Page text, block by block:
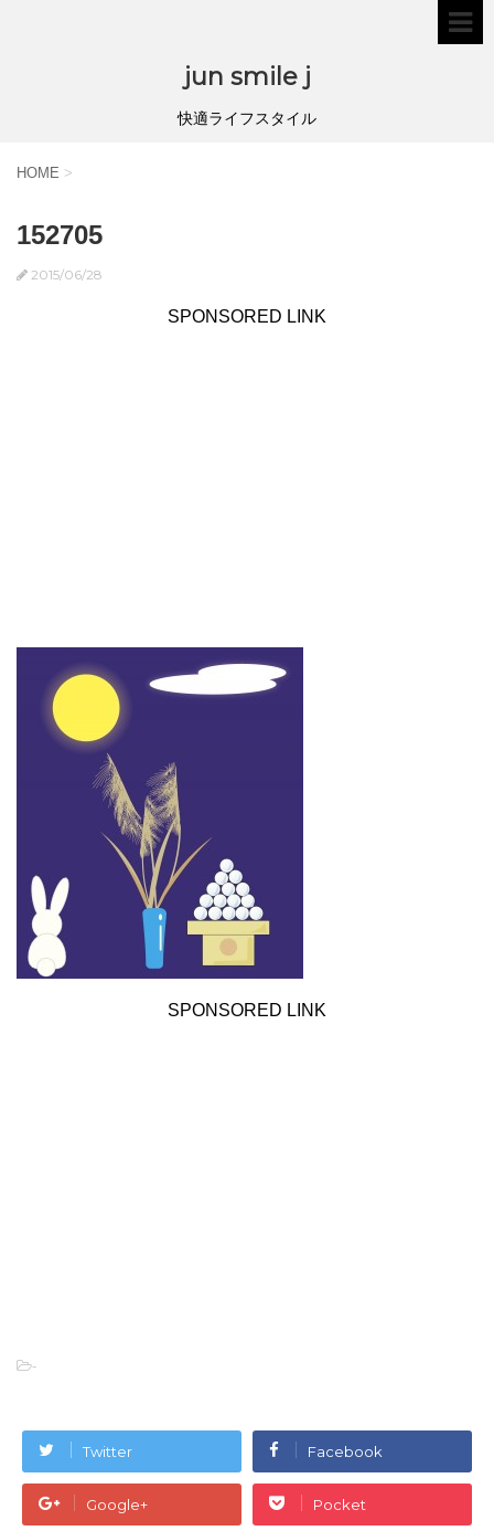
jun smile j
快適ライフスタイル
HOME >
152705
2015/06/28
SPONSORED LINK
SPONSORED LINK
-
Twitter Facebook
Google+ Pocket